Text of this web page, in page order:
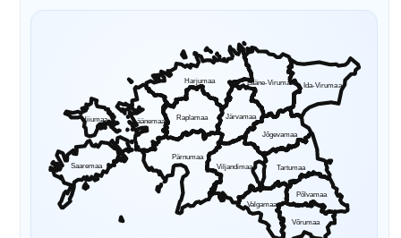
Hiiumaa
Saaremaa
Pärnumaa
Läänemaa Raplamaa
Harjumaa Lääne-Virumaa Ida-Virumaa
Järvamaa
Jõgevamaa
Viljandimaa Tartumaa
Põlvamaa
Võrumaa
Valgamaa